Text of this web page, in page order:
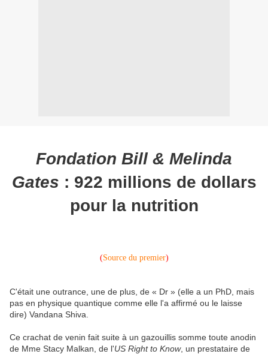
Fondation Bill & Melinda
Gates : 922 millions de dollars
pour la nutrition
(Source du premier)
C'était une outrance, une de plus, de « Dr » (elle a un PhD, mais
pas en physique quantique comme elle l'a affirmé ou le laisse
dire) Vandana Shiva.
Ce crachat de venin fait suite à un gazouillis somme toute anodin
de Mme Stacy Malkan, de l'US Right to Know, un prestataire de